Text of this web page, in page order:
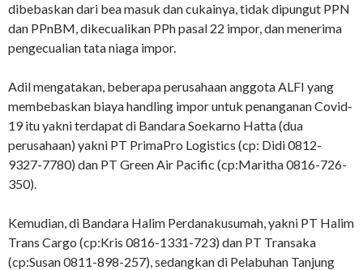
dibebaskan dari bea masuk dan cukainya, tidak dipungut PPN
dan PPnBM, dikecualikan PPh pasal 22 impor, dan menerima
pengecualian tata niaga impor.
Adil mengatakan, beberapa perusahaan anggota ALFI yang
membebaskan biaya handling impor untuk penanganan Covid-
19 itu yakni terdapat di Bandara Soekarno Hatta (dua
perusahaan) yakni PT PrimaPro Logistics (cp: Didi 0812-
9327-7780) dan PT Green Air Pacific (cp:Maritha 0816-726-
350).
Kemudian, di Bandara Halim Perdanakusumah, yakni PT Halim
Trans Cargo (cp:Kris 0816-1331-723) dan PT Transaka
(cp:Susan 0811-898-257), sedangkan di Pelabuhan Tanjung